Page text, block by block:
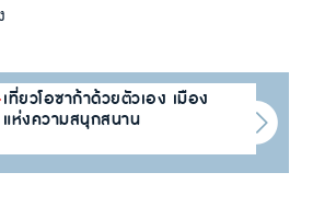
เที่ยวโอซาก้าด้วยตัวเอง เมือง
แห่งความสนุกสนาน